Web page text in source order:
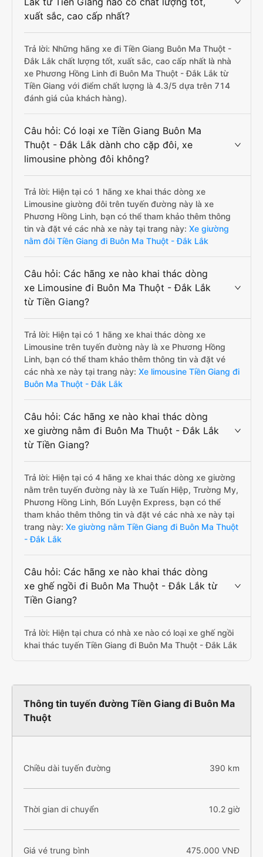
xuất sắc, cao cấp nhất?
Trả lời: Những hãng xe đi Tiền Giang Buôn Ma Thuột -
Đắk Lắk chất lượng tốt, xuất sắc, cao cấp nhất là nhà
xe Phương Hồng Linh đi Buôn Ma Thuột - Đắk Lắk từ
Tiền Giang với điểm chất lượng là 4.3/5 dựa trên 714
đánh giá của khách hàng).
Câu hỏi: Có loại xe Tiền Giang Buôn Ma
Thuột - Đắk Lắk dành cho cặp đôi, xe
limousine phòng đôi không?
Trả lời: Hiện tại có 1 hãng xe khai thác dòng xe
Limousine giường đôi trên tuyến đường này là xe
Phương Hồng Linh, bạn có thể tham khảo thêm thông
tin và đặt vé các nhà xe này tại trang này: Xe giường
nằm đôi Tiền Giang đi Buôn Ma Thuột - Đắk Lắk
Câu hỏi: Các hãng xe nào khai thác dòng
xe Limousine đi Buôn Ma Thuột - Đắk Lắk
từ Tiền Giang?
Trả lời: Hiện tại có 1 hãng xe khai thác dòng xe
Limousine trên tuyến đường này là xe Phương Hồng
Linh, bạn có thể tham khảo thêm thông tin và đặt vé
các nhà xe này tại trang này: Xe limousine Tiền Giang đi
Buôn Ma Thuột - Đắk Lắk
Câu hỏi: Các hãng xe nào khai thác dòng
xe giường nằm đi Buôn Ma Thuột - Đắk Lắk
từ Tiền Giang?
Trả lời: Hiện tại có 4 hãng xe khai thác dòng xe giường
nằm trên tuyến đường này là xe Tuấn Hiệp, Trường My,
Phương Hồng Linh, Bốn Luyện Express, bạn có thể
tham khảo thêm thông tin và đặt vé các nhà xe này tại
trang này: Xe giường nằm Tiền Giang đi Buôn Ma Thuột
- Đắk Lắk
Câu hỏi: Các hãng xe nào khai thác dòng
xe ghế ngồi đi Buôn Ma Thuột - Đắk Lắk từ
Tiền Giang?
Trả lời: Hiện tại chưa có nhà xe nào có loại xe ghế ngồi
khai thác tuyến Tiền Giang đi Buôn Ma Thuột - Đắk Lắk
Thông tin tuyến đường Tiền Giang đi Buôn Ma
Thuột
Chiều dài tuyến đường 390 km
Thời gian di chuyển 10.2 giờ
Giá vé trung bình 475.000 VNĐ